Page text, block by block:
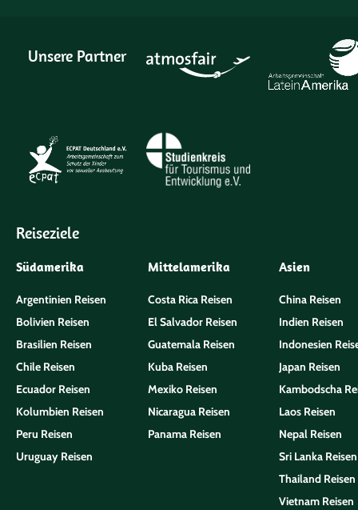
Unsere Partner
Reiseziele
Südamerika
Argentinien Reisen
Bolivien Reisen
Brasilien Reisen
Chile Reisen
Ecuador Reisen
Kolumbien Reisen
Peru Reisen
Uruguay Reisen
Mittelamerika
Costa Rica Reisen
El Salvador Reisen
Guatemala Reisen
Kuba Reisen
Mexiko Reisen
Nicaragua Reisen
Panama Reisen
Asien
China Reisen
Indien Reisen
Indonesien
Japan Reisen
Kambodscha
Laos Reisen
Nepal Reisen
Sri Lanka Reisen
Thailand Reisen
Vietnam Reisen